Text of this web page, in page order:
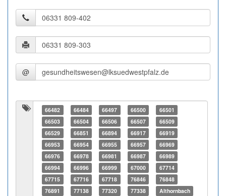
@
66482 66484 66497 66500
66501
66503
66504 66506 66507
66509
66529
66851 66894 66917
66919
66953
66954 66955 66957
66969
66976
66978 66981 66987
66989
66994
66996 66999 67000
67714
67715
67716 67718 76846
76848
76891
77138 77320 77338 Althornbach